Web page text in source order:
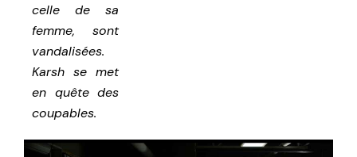
celle de sa
femme, sont
vandalisées.
Karsh se met
en quête des
coupables.